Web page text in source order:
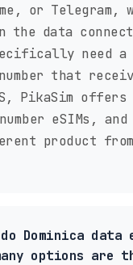
or Telegram,
the data
need
number that
PikaSim offers
eSIMs,
product
do Dominica data
options are